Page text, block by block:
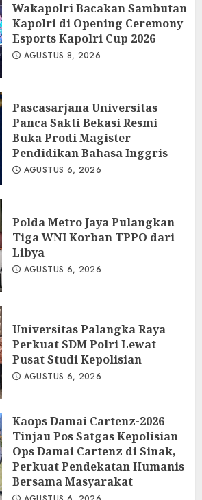
Wakapolri Bacakan Sambutan
Kapolri di Opening Ceremony
Esports Kapolri Cup 2026
AGUSTUS 8, 2026
Pascasarjana Universitas
Panca Sakti Bekasi Resmi
Buka Prodi Magister
Pendidikan Bahasa Inggris
AGUSTUS 6, 2026
Polda Metro Jaya Pulangkan
Tiga WNI Korban TPPO dari
Libya
AGUSTUS 6, 2026
Universitas Palangka Raya
Perkuat SDM Polri Lewat
Pusat Studi Kepolisian
AGUSTUS 6, 2026
Kaops Damai Cartenz-2026
Tinjau Pos Satgas Kepolisian
Ops Damai Cartenz di Sinak,
Perkuat Pendekatan Humanis
Bersama Masyarakat